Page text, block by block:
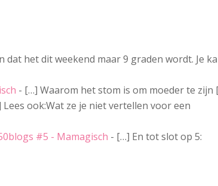
dat het dit weekend maar 9 graden wordt. Je
- […] Waarom het stom is om moeder te zijn
Lees ook:Wat ze je niet vertellen voor een
#5 - Mamagisch - […] En tot slot op 5: